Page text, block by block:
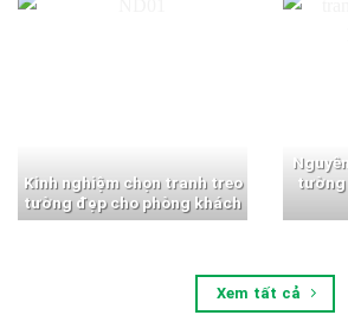
Kinh nghiệm chọn tranh treo
tường đẹp cho phòng khách
tường
Xem tất cả